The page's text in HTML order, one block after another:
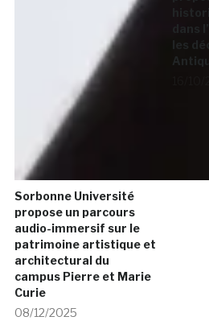
Sorbonne Université
propose un parcours
audio-immersif sur le
patrimoine artistique et
architectural du
campus Pierre et Marie
Curie
08/12/2025
les